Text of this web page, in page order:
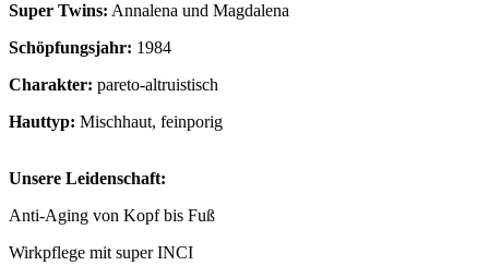
Super Twins: Annalena und Magdalena
Schöpfungsjahr: 1984
Charakter: pareto-altruistisch
Hauttyp: Mischhaut, feinporig
Unsere Leidenschaft:
Anti-Aging von Kopf bis Fuß
Wirkpflege mit super INCI